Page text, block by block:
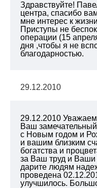
Здравствуйте!
центра, спасибо
мне интерес к
Приступы не
операции (15
дня ,чтобы я не
благодарностью.
29.12.2010
29.12.2010
Ваш
с Новым годом и
и вашим близким
богатства и
за Ваш труд и Ваши
дарите людям
проведена
улучшилось.